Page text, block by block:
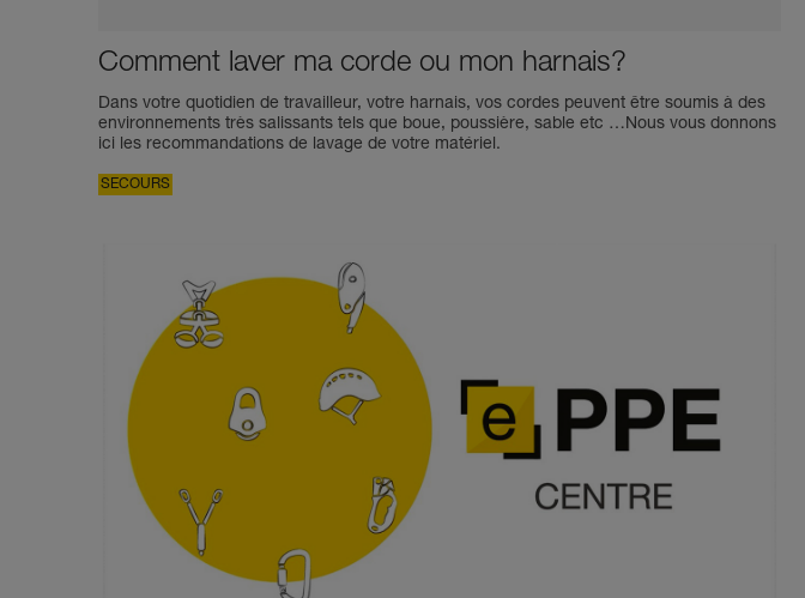
Comment laver ma corde ou mon harnais?
Dans votre quotidien de travailleur, votre harnais, vos cordes peuvent être soumis à des
environnements très salissants tels que boue, poussière, sable etc …Nous vous donnons
ici les recommandations de lavage de votre matériel.
SECOURS